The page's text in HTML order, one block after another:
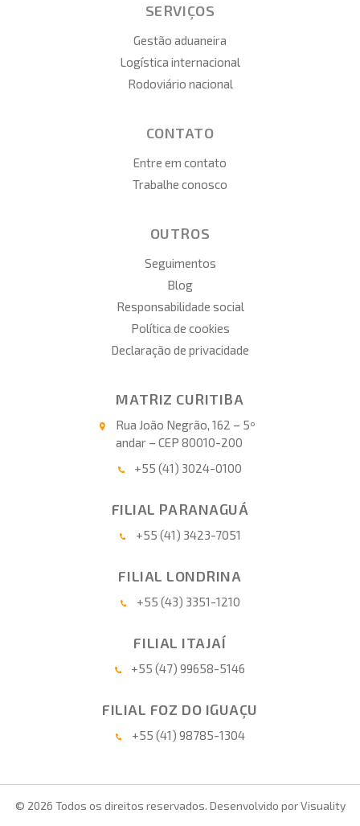
SERVIÇOS
Gestão aduaneira
Logística internacional
Rodoviário nacional
CONTATO
Entre em contato
Trabalhe conosco
OUTROS
Seguimentos
Blog
Responsabilidade social
Política de cookies
Declaração de privacidade
MATRIZ CURITIBA
Rua João Negrão, 162 – 5º
andar – CEP 80010-200
+55 (41) 3024-0100
FILIAL PARANAGUÁ
+55 (41) 3423-7051
FILIAL LONDRINA
+55 (43) 3351-1210
FILIAL ITAJAÍ
+55 (47) 99658-5146
FILIAL FOZ DO IGUAÇU
+55 (41) 98785-1304
© 2026 Todos os direitos reservados. Desenvolvido porVisuality